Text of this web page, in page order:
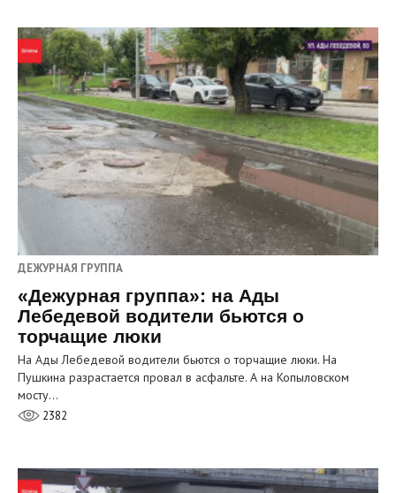
ДЕЖУРНАЯ ГРУППА
«Дежурная группа»: на Ады
Лебедевой водители бьются о
торчащие люки
На Ады Лебедевой водители бьются о торчащие люки. На
Пушкина разрастается провал в асфальте. А на Копыловском
мосту…
2382